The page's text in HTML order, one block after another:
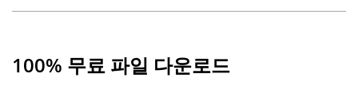
100% 무료 파일 다운로드